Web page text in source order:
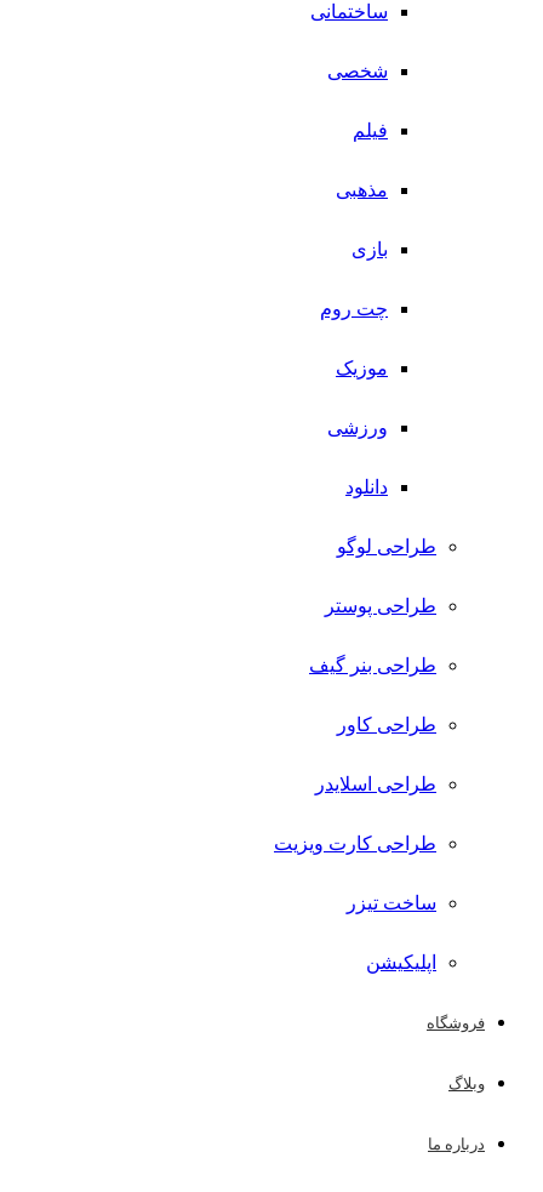
ساختمانی
شخصی
فیلم
مذهبی
بازی
چت روم
موزیک
ورزشی
دانلود
طراحی لوگو
طراحی پوستر
طراحی بنر گیف
طراحی کاور
طراحی اسلایدر
طراحی کارت ویزیت
ساخت تیزر
اپلیکیشن
فروشگاه
وبلاگ
درباره ما